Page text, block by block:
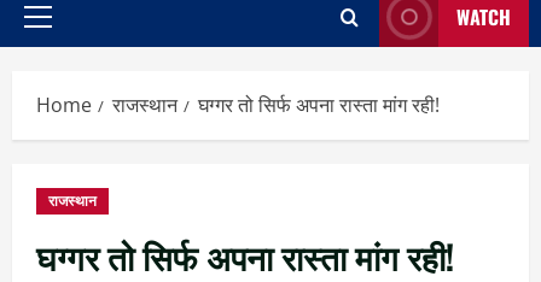
Primary
WATCH
Home राजस्थान घग्गर तो सिर्फ अपना रास्ता मांग रही!
राजस्थान
घग्गर तो सिर्फ अपना रास्ता मांग रही!